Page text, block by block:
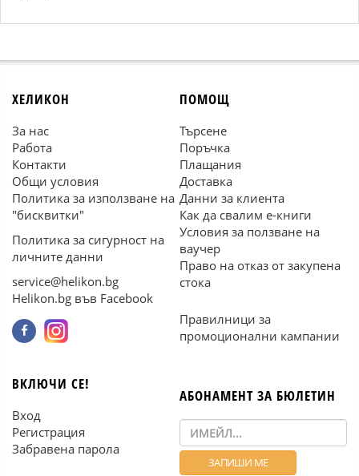
ХЕЛИКОН
За нас
Работа
Контакти
Общи условия
Политика за използване на
"бисквитки"
Политика за сигурност на
личните данни
service@helikon.bg
Helikon.bg във Facebook
ПОМОЩ
Търсене
Поръчка
Плащания
Доставка
Данни за клиента
Как да свалим е-книги
Условия за ползване на
ваучер
Право на отказ от закупена
стока
Правилници за
промоционални кампании
ВКЛЮЧИ СЕ!
Вход
Регистрация
Забравена парола
АБОНАМЕНТ ЗА БЮЛЕТИН